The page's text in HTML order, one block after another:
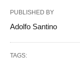
PUBLISHED BY
Adolfo Santino
TAGS: